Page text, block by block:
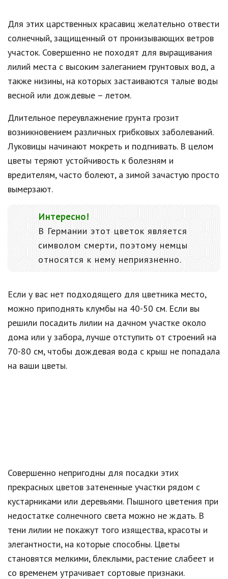
Для этих царственных красавиц желательно отвести
солнечный, защищенный от пронизывающих ветров
участок. Совершенно не походят для выращивания
лилий места с высоким залеганием грунтовых вод, а
также низины, на которых застаиваются талые воды
весной или дождевые – летом.
Длительное переувлажнение грунта грозит
возникновением различных грибковых заболеваний.
Луковицы начинают мокреть и подгнивать. В целом
цветы теряют устойчивость к болезням и
вредителям, часто болеют, а зимой зачастую просто
вымерзают.
Интересно!
В Германии этот цветок является
символом смерти, поэтому немцы
относятся к нему неприязненно.
Если у вас нет подходящего для цветника место,
можно приподнять клумбы на 40-50 см. Если вы
решили посадить лилии на дачном участке около
дома или у забора, лучше отступить от строений на
70-80 см, чтобы дождевая вода с крыш не попадала
на ваши цветы.
Совершенно непригодны для посадки этих
прекрасных цветов затененные участки рядом с
кустарниками или деревьями. Пышного цветения при
недостатке солнечного света можно не ждать. В
тени лилии не покажут того изящества, красоты и
элегантности, на которые способны. Цветы
становятся мелкими, блеклыми, растение слабеет и
со временем утрачивает сортовые признаки.